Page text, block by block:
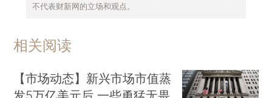
不代表财新网的立场和观点。
相关阅读
【市场动态】新兴市场市值蒸